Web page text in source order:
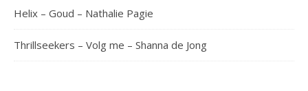
Helix – Goud – Nathalie Pagie
Thrillseekers – Volg me – Shanna de Jong